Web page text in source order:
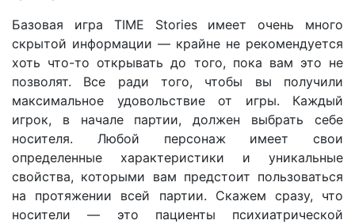
Базовая игра TIME Stories имеет очень много
скрытой информации — крайне не рекомендуется
хоть что-то открывать до того, пока вам это не
позволят. Все ради того, чтобы вы получили
максимальное удовольствие от игры. Каждый
игрок, в начале партии, должен выбрать себе
носителя. Любой персонаж имеет свои
определенные характеристики и уникальные
свойства, которыми вам предстоит пользоваться
на протяжении всей партии. Скажем сразу, что
носители — это пациенты психиатрической